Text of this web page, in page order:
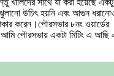
ঝুলানো উচিৎ হয়নি এবং আগুন
করেন।পৌরসভার ৮নং ওয়ার্ডের
পৌরসভায় একটা মিটিং এ আছি